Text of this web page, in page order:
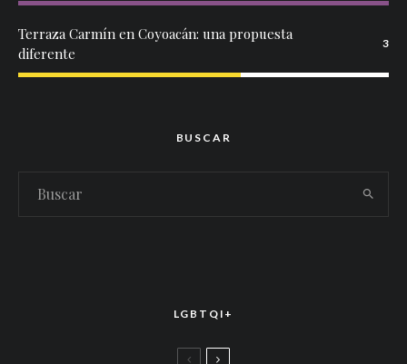
Terraza Carmín en Coyoacán: una propuesta
diferente
3
BUSCAR
LGBTQI+